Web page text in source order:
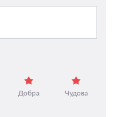
Добра Чудова